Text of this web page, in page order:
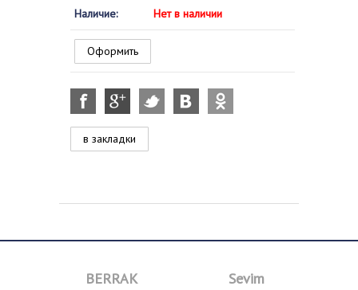
Наличие:
Нет в наличии
Оформить
в закладки
BERRAK Sevim